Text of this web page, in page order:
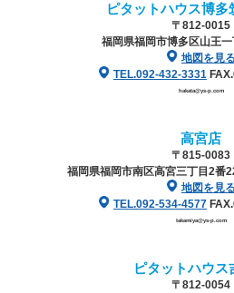
ピタットハウス博多
〒812-0015
福岡県福岡市博多区山王
地図を見る
TEL.092-432-3331
hakata@ys-p.com
高宮店
〒815-0083
福岡県福岡市南区高宮三丁目2番
地図を見る
TEL.092-534-4577
takamiya@ys-p.com
ピタットハウス
〒812-0054